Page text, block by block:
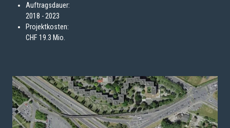
Auftragsdauer:
2018 - 2023
Projektkosten:
CHF 19.3 Mio.